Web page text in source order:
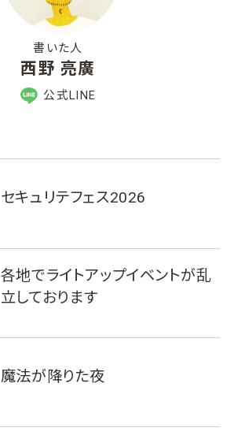
書いた人
西野 亮廣
公式LINE
セキュリテフェス2026
各地でライトアップイベントが乱
立しております
魔法が降りた夜